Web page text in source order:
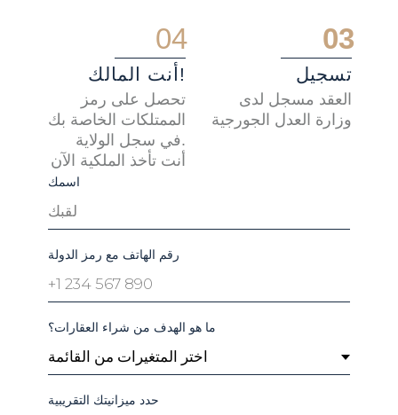
تسجيل
العقد مسجل لدى
وزارة العدل الجورجية
03
أنت المالك!
تحصل على رمز
الممتلكات الخاصة بك
في سجل الولاية.
أنت تأخذ الملكية الآن
04
اسمك
رقم الهاتف مع رمز الدولة
ما هو الهدف من شراء العقارات؟
حدد ميزانيتك التقريبية